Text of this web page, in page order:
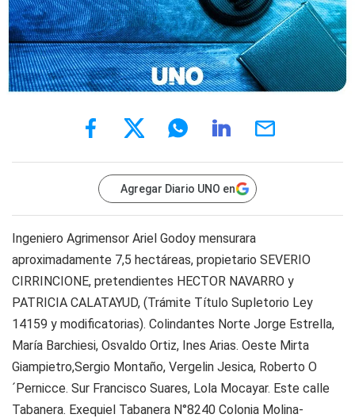
Agregar Diario UNO en
Ingeniero Agrimensor Ariel Godoy mensurara
aproximadamente 7,5 hectáreas, propietario SEVERIO
CIRRINCIONE, pretendientes HECTOR NAVARRO y
PATRICIA CALATAYUD, (Trámite Título Supletorio Ley
14159 y modificatorias). Colindantes Norte Jorge Estrella,
María Barchiesi, Osvaldo Ortiz, Ines Arias. Oeste Mirta
Giampietro,Sergio Montaño, Vergelin Jesica, Roberto O
´Pernicce. Sur Francisco Suares, Lola Mocayar. Este calle
Tabanera. Exequiel Tabanera N°8240 Colonia Molina-